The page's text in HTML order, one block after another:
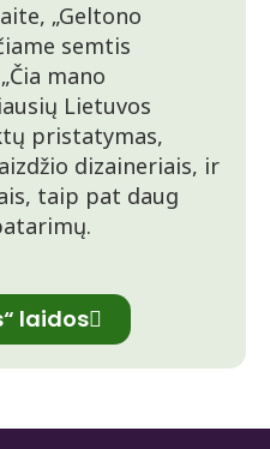
„Geltono
semtis
mano
Lietuvos
pristatymas,
dizaineriais, ir
taip pat daug
laidos